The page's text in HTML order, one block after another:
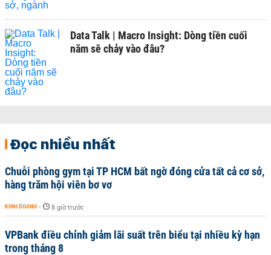
Data Talk | Macro Insight: Dòng tiền cuối
năm sẽ chảy vào đâu?
Đọc nhiều nhất
Chuỗi phòng gym tại TP HCM bất ngờ đóng cửa tất cả cơ sở,
hàng trăm hội viên bơ vơ
KINH DOANH - 8 giờ trước
VPBank điều chỉnh giảm lãi suất trên biểu tại nhiều kỳ hạn
trong tháng 8